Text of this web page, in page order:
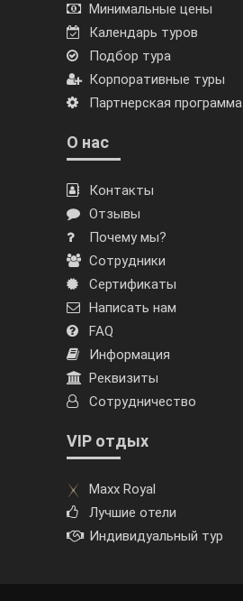
Минимальные цены
Календарь туров
Подбор тура
Корпоративные туры
Партнерская программа
О нас
Контакты
Отзывы
Почему мы?
Сотрудники
Сертификаты
Написать нам
FAQ
Информация
Реквизиты
Сотрудничество
VIP отдых
Maxx Royal
Лучшие отели
Индивидуальный тур